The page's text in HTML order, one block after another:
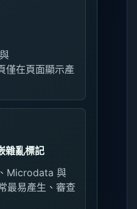
僅在頁面顯示產
雜亂標記
Microdata 與
最易產生、審查